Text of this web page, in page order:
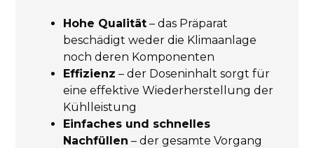
Hohe Qualität – das Präparat
beschädigt weder die Klimaanlage
noch deren Komponenten
Effizienz – der Doseninhalt sorgt für
eine effektive Wiederherstellung der
Kühlleistung
Einfaches und schnelles
Nachfüllen – der gesamte Vorgang